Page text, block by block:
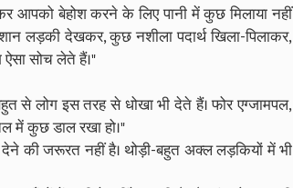
आपको बेहोश करने के लिए पानी में कुछ मिलाया नहीं
लड़की देखकर, कुछ नशीला पदार्थ खिला-पिलाकर,
सोच लेते हैं।"
से लोग इस तरह से धोखा भी देते हैं। फोर एग्जामपल,
में कुछ डाल रखा हो।"
जरूरत नहीं है। थोड़ी-बहुत अक्ल लड़कियों में भी